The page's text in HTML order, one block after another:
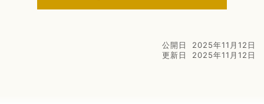
公開日
2025年11月12日
更新日
2025年11月12日